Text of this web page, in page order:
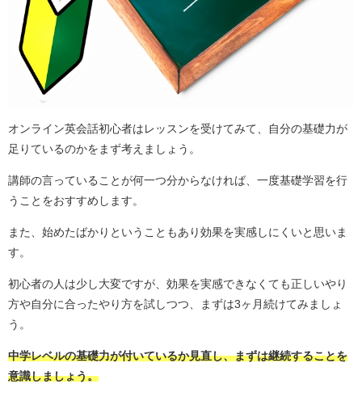
オンライン英会話初心者はレッスンを受けてみて、自分の基礎力が
足りているのかをまず考えましょう。
講師の言っていることが何一つ分からなければ、一度基礎学習を行
うことをおすすめします。
また、始めたばかりということもあり効果を実感しにくいと思いま
す。
初心者の人は少し大変ですが、効果を実感できなくても正しいやり
方や自分に合ったやり方を試しつつ、まずは3ヶ月続けてみましょ
う。
中学レベルの基礎力が付いているか見直し、まずは継続することを
意識しましょう。